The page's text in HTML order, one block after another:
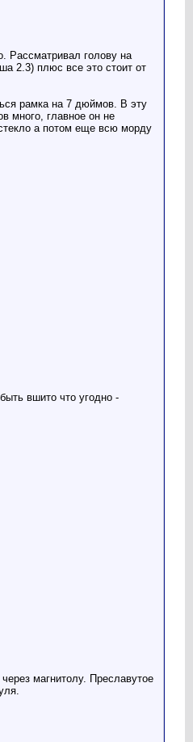
Рассматривал голову на
2.3) плюс все это стоит от
рамка на 7 дюймов. В эту
много, главное он не
а потом еще всю морду
вшито что угодно -
магнитолу. Преславутое